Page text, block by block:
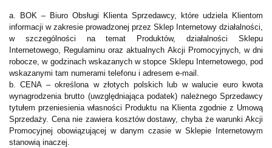
a. BOK – Biuro Obsługi Klienta Sprzedawcy, które udziela Klientom
informacji w zakresie prowadzonej przez Sklep Internetowy działalności,
w szczególności na temat Produktów, działalności Sklepu
Internetowego, Regulaminu oraz aktualnych Akcji Promocyjnych, w dni
robocze, w godzinach wskazanych w stopce Sklepu Internetowego, pod
wskazanymi tam numerami telefonu i adresem e-mail.
b. CENA – określona w złotych polskich lub w walucie euro kwota
wynagrodzenia brutto (uwzględniająca podatek) należnego Sprzedawcy
tytułem przeniesienia własności Produktu na Klienta zgodnie z Umową
Sprzedaży. Cena nie zawiera kosztów dostawy, chyba że warunki Akcji
Promocyjnej obowiązującej w danym czasie w Sklepie Internetowym
stanowią inaczej.